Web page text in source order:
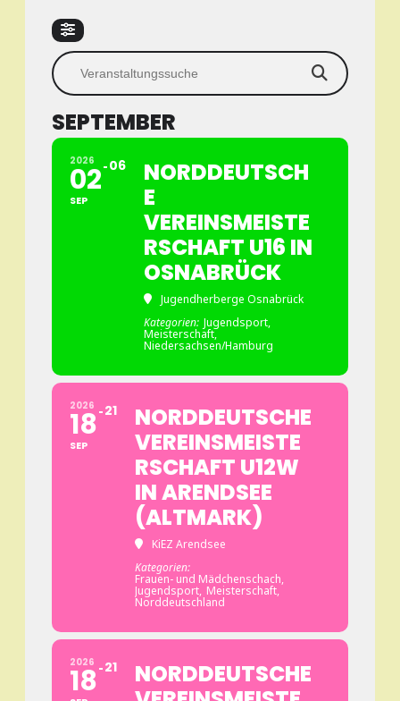
SEPTEMBER
2026
02
SEP
06
NORDDEUTSCH
E
VEREINSMEISTE
RSCHAFT U16 IN
OSNABRÜCK
Jugendherberge Osnabrück
Kategorien: Jugendsport,
Meisterschaft,
Niedersachsen/Hamburg
2026
18
SEP
21
NORDDEUTSCHE
VEREINSMEISTE
RSCHAFT U12W
IN ARENDSEE
(ALTMARK)
KiEZ Arendsee
Kategorien:
Frauen- und Mädchenschach,
Jugendsport, Meisterschaft,
Norddeutschland
2026
18 21
NORDDEUTSCHE